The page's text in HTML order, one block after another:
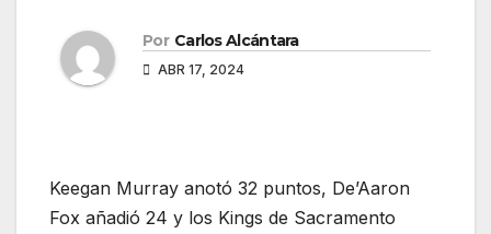
Por Carlos Alcántara
ABR 17, 2024
Keegan Murray anotó 32 puntos, De’Aaron
Fox añadió 24 y los Kings de Sacramento